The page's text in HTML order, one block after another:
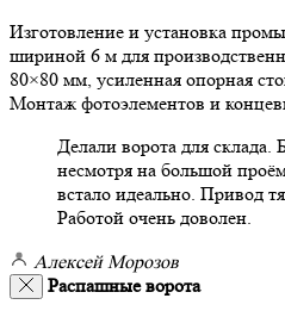
Изготовление и установка
шириной 6 м для
80×80 мм, усиленная опорная
Монтаж фотоэлементов и
Делали ворота для
несмотря на большой
встало идеально. Привод
Работой очень доволен.
Алексей Морозов
Распашные ворота